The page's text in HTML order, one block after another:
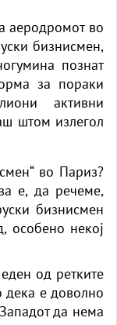
аеродромот во
бизнисмен,
познат
за пораки
активни
штом излегол
во Париз?
е, да речеме,
бизнисмен
особено некој
од ретките
дека е доволно
да нема